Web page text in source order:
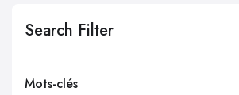
Search Filter
Mots-clés